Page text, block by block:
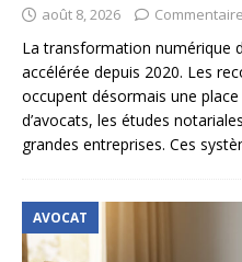
août 8, 2026
La transformation numérique
accélérée depuis 2020. Les
occupent désormais une
d’avocats, les études
grandes entreprises. Ces
AVOCAT